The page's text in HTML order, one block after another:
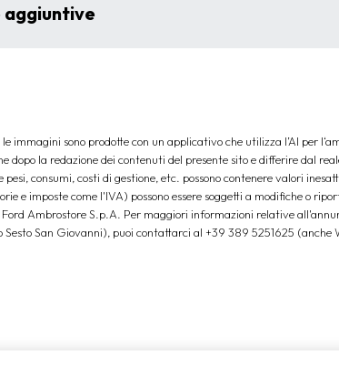
aggiuntive
immagini sono prodotte con un applicativo che utilizza l’AI per
dopo la redazione dei contenuti del presente sito e differire dal
consumi, costi di gestione, etc. possono contenere valori
e imposte come l'IVA) possono essere soggetti a modifiche o
Ambrostore S.p.A. Per maggiori informazioni relative
San Giovanni), puoi contattarci al +39 389 5251625 (anche